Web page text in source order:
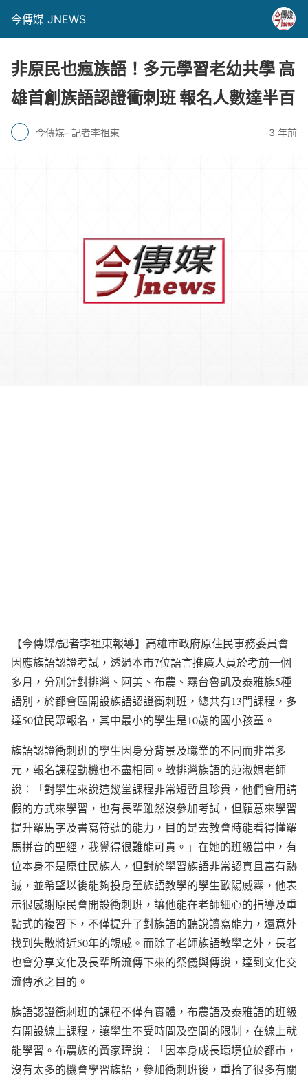
今傳媒 JNEWS
非原民也瘋族語！多元學習老幼共學 高
雄首創族語認證衝刺班 報名人數達半百
今傳媒- 記者李祖東 3 年前
【今傳媒/記者李祖東報導】高雄市政府原住民事務委員會
因應族語認證考試，透過本市7位語言推廣人員於考前一個
多月，分別針對排灣、阿美、布農、霧台魯凱及泰雅族5種
語別，於都會區開設族語認證衝刺班，總共有13門課程，多
達50位民眾報名，其中最小的學生是10歲的國小孩童。
族語認證衝刺班的學生因身分背景及職業的不同而非常多
元，報名課程動機也不盡相同。教排灣族語的范淑娟老師
說：「對學生來說這幾堂課程非常短暫且珍貴，他們會用請
假的方式來學習，也有長輩雖然沒參加考試，但願意來學習
提升羅馬字及書寫符號的能力，目的是去教會時能看得懂羅
馬拼音的聖經，我覺得很難能可貴。」在她的班級當中，有
位本身不是原住民族人，但對於學習族語非常認真且富有熱
誠，並希望以後能夠投身至族語教學的學生歐陽威霖，他表
示很感謝原民會開設衝刺班，讓他能在老師細心的指導及重
點式的複習下，不僅提升了對族語的聽說讀寫能力，還意外
找到失散將近50年的親戚。而除了老師族語教學之外，長者
也會分享文化及長輩所流傳下來的祭儀與傳說，達到文化交
流傳承之目的。
族語認證衝刺班的課程不僅有實體，布農語及泰雅語的班級
有開設線上課程，讓學生不受時間及空間的限制，在線上就
能學習。布農族的黃家瑋說：「因本身成長環境位於都市，
沒有太多的機會學習族語，參加衝刺班後，重拾了很多有關